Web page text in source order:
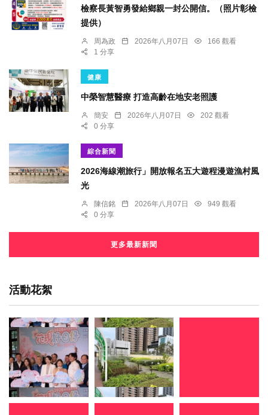
檢察長黃智勇發給鄉親一封公開信。（照片彰檢
提供）
周為政 2026年八月07日
166 觀看
1 分享
健康
中榮智慧醫療 打造高齡在地安老照護
簡安 2026年八月07日
202 觀看
0 分享
綜合新聞
2026海線潮旅行」開放報名五大遊程漫遊漁村風
光
陳信銘 2026年八月07日
949 觀看
0 分享
更多最新新聞
活動花絮